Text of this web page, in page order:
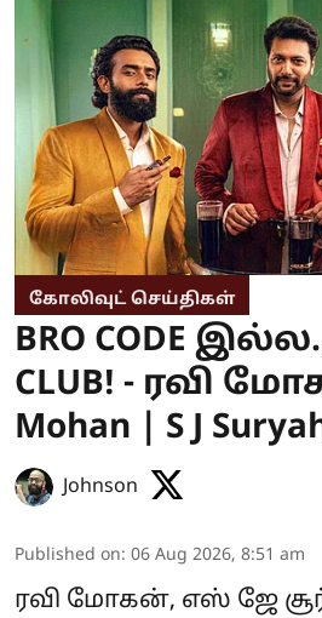
கோலிவுட் செய்திகள்
BRO CODE
CLUB! - ரவி
Mohan | S J
Johnson
Published on: 06 Aug 2026, 8:51 am
ரவி மோகன், எஸ் ஜே